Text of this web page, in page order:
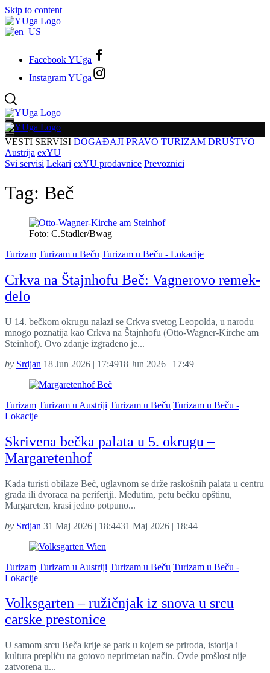
Skip to content
Facebook YUga
Instagram YUga
VESTI SERVISI DOGAĐAJI PRAVO TURIZAM DRUŠTVO
Austrija exYU
Svi servisi Lekari exYU prodavnice Prevoznici
Tag: Beč
Foto: C.Stadler/Bwag
Turizam Turizam u Beču Turizam u Beču - Lokacije
Crkva na Štajnhofu Beč: Vagnerovo remek-
delo
U 14. bečkom okrugu nalazi se Crkva svetog Leopolda, u narodu
mnogo poznatija kao Crkva na Štajnhofu (Otto-Wagner-Kirche am
Steinhof). Ovo zdanje izgrađeno je...
by Srdjan 18 Jun 2026 | 17:4918 Jun 2026 | 17:49
Turizam Turizam u Austriji Turizam u Beču Turizam u Beču -
Lokacije
Skrivena bečka palata u 5. okrugu –
Margaretenhof
Kada turisti obilaze Beč, uglavnom se drže raskošnih palata u centru
grada ili dvoraca na periferiji. Međutim, petu bečku opštinu,
Margareten, krasi jedno potpuno...
by Srdjan 31 Maj 2026 | 18:4431 Maj 2026 | 18:44
Turizam Turizam u Austriji Turizam u Beču Turizam u Beču -
Lokacije
Volksgarten – ružičnjak iz snova u srcu
carske prestonice
U samom srcu Beča krije se park u kojem se priroda, istorija i
kultura prepliću na gotovo neprimetan način. Ovde prošlost nije
zatvorena u...